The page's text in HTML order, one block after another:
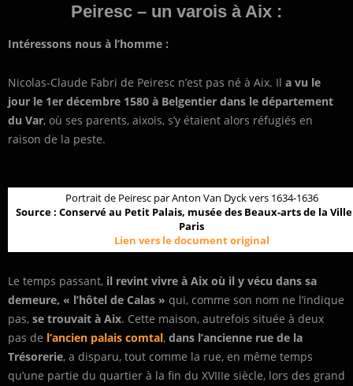
Peiresc – un varois à Aix :
Intéressons nous à l’homme :
Nicolas-Claude Fabri de Peiresc n’est pas né à Aix. Il a vu le
jour le 1er décembre 1580 à Belgentier dans le département
du Var, où ses parents, aixois, s’y étaient alors réfugiés en
raison de la peste.
Portrait de Peiresc par Anton Van Dyck vers 1634-1636
Source : Conservé au Petit Palais, musée des Beaux-arts de la
Paris
Lien vers le document original
Le temps passant, il revint vivre à Aix où il y vécu dans sa
demeure, « l’hôtel de Calas » qui, comme son nom ne l’indique
pas, se trouvait à Aix. Cette maison, autrefois située à deux
pas de l’ancien palais comtal, dans l’ancienne rue de la
Trésorerie, a disparu, tout comme la rue, en même temps
qu’une partie du quartier à la fin du XVIIIe siècle, lors des grand